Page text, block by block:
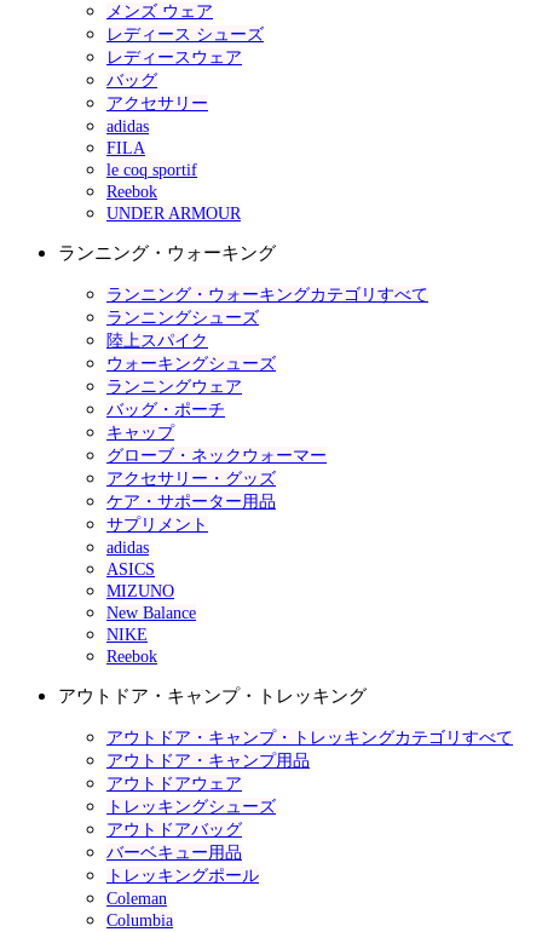
メンズ ウェア
レディース シューズ
レディースウェア
バッグ
アクセサリー
adidas
FILA
le coq sportif
Reebok
UNDER ARMOUR
ランニング・ウォーキング
ランニング・ウォーキングカテゴリすべて
ランニングシューズ
陸上スパイク
ウォーキングシューズ
ランニングウェア
バッグ・ポーチ
キャップ
グローブ・ネックウォーマー
アクセサリー・グッズ
ケア・サポーター用品
サプリメント
adidas
ASICS
MIZUNO
New Balance
NIKE
Reebok
アウトドア・キャンプ・トレッキング
アウトドア・キャンプ・トレッキングカテゴリすべて
アウトドア・キャンプ用品
アウトドアウェア
トレッキングシューズ
アウトドアバッグ
バーベキュー用品
トレッキングポール
Coleman
Columbia